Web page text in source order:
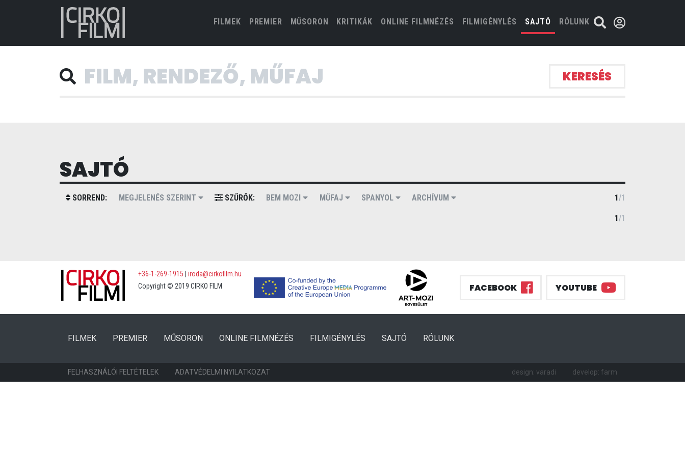
FILMEK(CURRENT)
PREMIER MŰSORON KRITIKÁK ONLINE FILMNÉZÉS FILMIGÉNYLÉS SAJTÓ RÓLUNK
KERESÉS
SAJTÓ
SORREND: MEGJELENÉS SZERINT SZŰRŐK: BEM MOZI MŰFAJ SPANYOL ARCHÍVUM 1/1
1/1
+36-1-269-1915
iroda@cirkofilm.hu
Copyright © 2019 CIRKO FILM
FACEBOOK YOUTUBE
FILMEK(CURRENT)
PREMIER (CURRENT)
MŰSORON ONLINE FILMNÉZÉS FILMIGÉNYLÉS SAJTÓ RÓLUNK
FELHASZNÁLÓI FELTÉTELEK ADATVÉDELMI NYILATKOZAT design: varadi develop: farm